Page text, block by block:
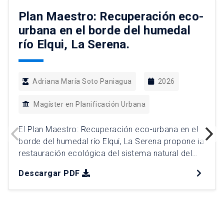
Plan Maestro: Recuperación eco-
urbana en el borde del humedal
río Elqui, La Serena.
Adriana María Soto Paniagua 2026
Magíster en Planificación Urbana
El Plan Maestro: Recuperación eco-urbana en el
borde del humedal río Elqui, La Serena propone la
restauración ecológica del sistema natural del
naturales y mitigar el impacto del cambio
climático. La recuperación del acceso público
Descargar PDF